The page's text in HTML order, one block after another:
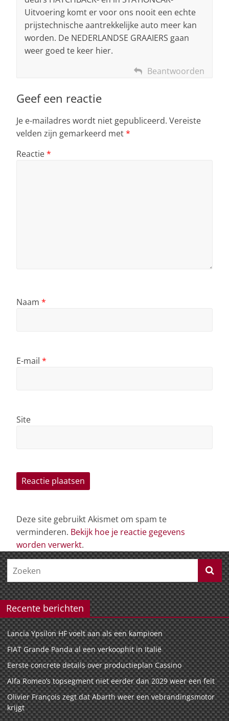
Uitvoering komt er voor ons nooit een echte
prijstechnische aantrekkelijke auto meer kan
worden. De NEDERLANDSE GRAAIERS gaan
weer goed te keer hier.
Beantwoorden
Geef een reactie
Je e-mailadres wordt niet gepubliceerd. Vereiste
velden zijn gemarkeerd met*
Reactie*
Naam *
E-mail *
Site
Deze site gebruikt Akismet om spam te
verminderen. Bekijk hoe je reactie gegevens
worden verwerkt.
Recente berichten
Lancia Ypsilon HF voelt aan als een kampioen
FIAT Grande Panda al een verkoophit in Italië
Eerste concrete details over productieplan Cassino
Alfa Romeo’s topsegment niet eerder dan 2029 weer een feit
Olivier François zegt dat Abarth weer een vebrandingsmotor
krijgt